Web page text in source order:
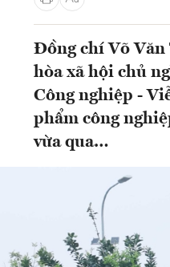
Đồng chí Võ
hòa xã hội chủ
Công nghiệp -
phẩm công
vừa qua…